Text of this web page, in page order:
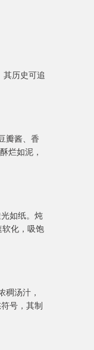
历史可追
瓣酱、香
烂如泥，
如纸。炖
化，吸饱
稠汤汁，
号，其制